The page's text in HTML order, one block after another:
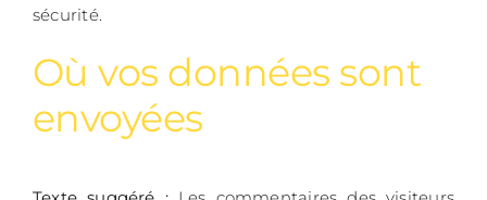
sécurité.
Où vos données sont
envoyées